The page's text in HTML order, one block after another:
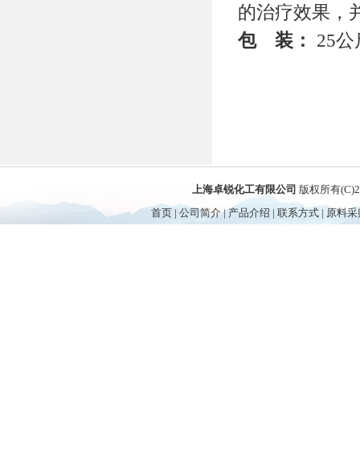
的治疗效果，
包 装：
25
上海卓锐化工有限公司 版权所有
首页 |公司简介|产品介绍 |联系方式 | 原料采